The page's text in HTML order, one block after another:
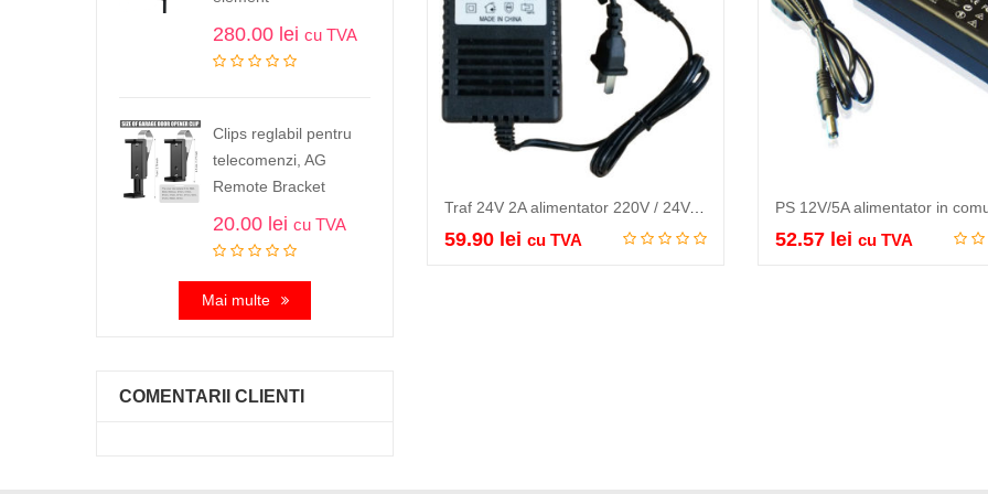
Traf 24V 2A alimentator 220V / 24V, curent alternativ, 2A…
59.90 lei cu TVA 52.57 lei cu TVA
280.00 lei cu TVA
Clips reglabil pentru
telecomenzi, AG
Remote Bracket
20.00 lei cu TVA
Mai multe
COMENTARII CLIENTI